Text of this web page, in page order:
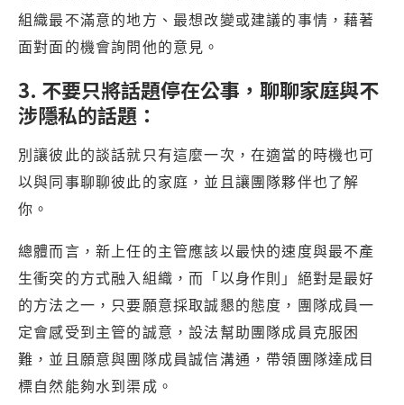
組織最不滿意的地方、最想改變或建議的事情，藉著
面對面的機會詢問他的意見。
3. 不要只將話題停在公事，聊聊家庭與不
涉隱私的話題：
別讓彼此的談話就只有這麼一次，在適當的時機也可
以與同事聊聊彼此的家庭，並且讓團隊夥伴也了解
你。
總體而言，新上任的主管應該以最快的速度與最不產
生衝突的方式融入組織，而「以身作則」絕對是最好
的方法之一，只要願意採取誠懇的態度，團隊成員一
定會感受到主管的誠意，設法幫助團隊成員克服困
難，並且願意與團隊成員誠信溝通，帶領團隊達成目
標自然能夠水到渠成。